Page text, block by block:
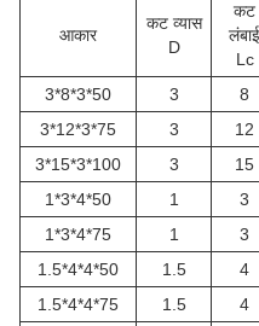
आकार
कट व्यास
D
कट
लंबाई
Lc
3*8*3*50 3 8
3*12*3*75
3 12
3*15*3*100
3 15
1*3*4*50
1 3
1*3*4*75
1 3
1.5*4*4*50
1.5 4
1.5*4*4*75
1.5 4